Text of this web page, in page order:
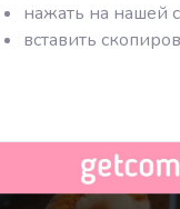
нажать на нашей
вставить